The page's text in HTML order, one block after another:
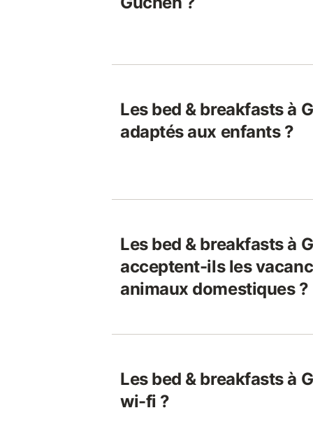
Les bed & breakfasts à
adaptés aux enfants ?
Les bed & breakfasts à
acceptent-ils les
animaux domestiques ?
Les bed & breakfasts à
wi-fi ?